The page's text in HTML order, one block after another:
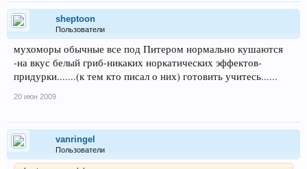
sheptoon
Пользователи
мухоморы обычные все под Питером нормально кушаются
-на вкус белый гриб-никаких норкатических эффектов-
придурки.......(к тем кто писал о них) готовить учитесь......
20 июн 2009
vanringel
Пользователи